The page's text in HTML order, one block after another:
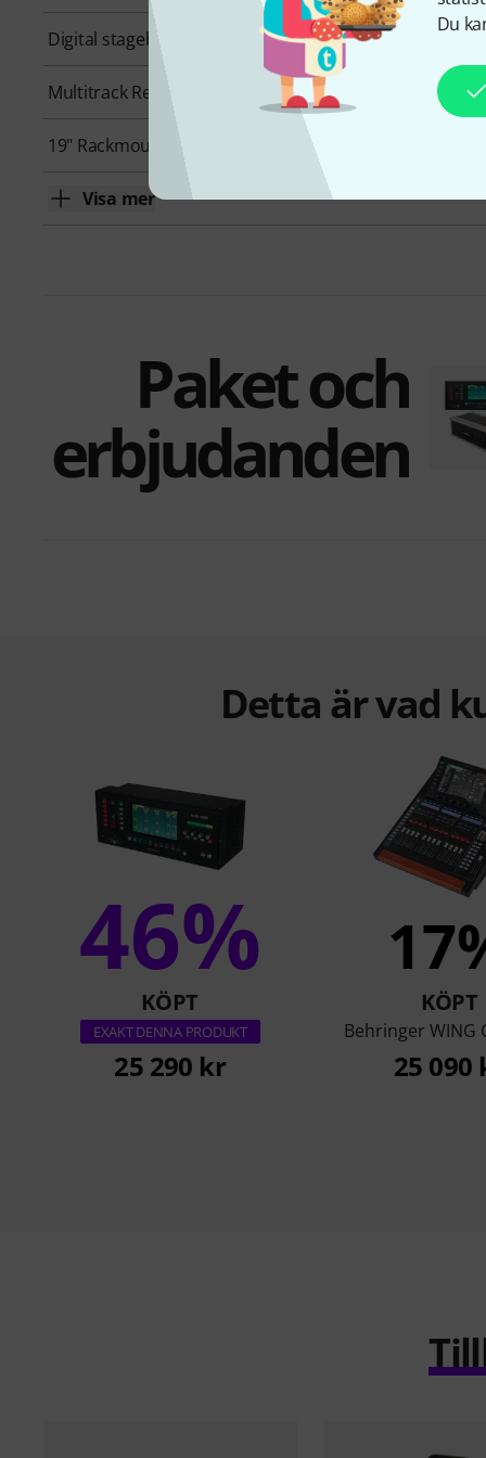
Du
Digital stagebox connection
Multitrack Record Yes
19" Rackmount
Visa mer
Paket och
erbjudanden
Detta är vad
46%
KÖPT
EXAKT DENNA PRODUKT
25 290 kr
KÖPT
Behringer WING
25 090